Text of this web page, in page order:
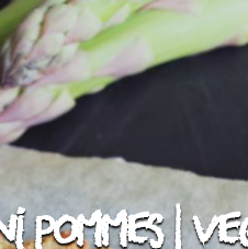
Pommes |